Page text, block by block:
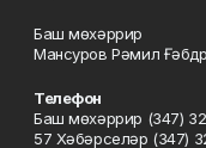
Баш мөхәррир
Мансуров Рәмил
Телефон
Баш мөхәррир (347)
57 Хәбәрселәр (347)